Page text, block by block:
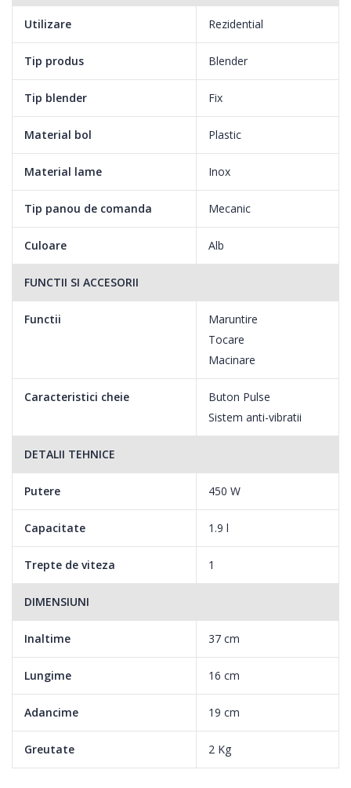
Utilizare Rezidential
Tip produs Blender
Tip blender Fix
Material bol Plastic
Material lame Inox
Tip panou de comanda Mecanic
Culoare Alb
FUNCTII SI ACCESORII
Functii
Maruntire
Tocare
Macinare
Caracteristici cheie
Buton Pulse
Sistem anti-vibratii
DETALII TEHNICE
Putere 450 W
Capacitate 1.9 l
Trepte de viteza 1
DIMENSIUNI
Inaltime 37 cm
Lungime 16 cm
Adancime 19 cm
Greutate 2 Kg